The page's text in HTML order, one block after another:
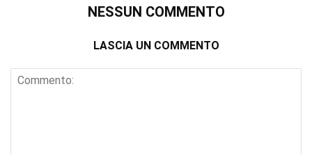
NESSUN COMMENTO
LASCIA UN COMMENTO